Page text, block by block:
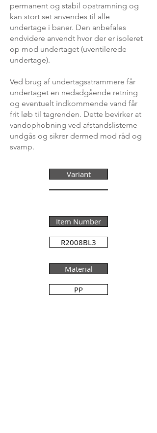
permanent og stabil opstramning og
kan stort set anvendes til alle
undertage i baner. Den anbefales
endvidere anvendt hvor der er isoleret
op mod undertaget (uventilerede
undertage).
Ved brug af undertagsstrammere får
undertaget en nedadgående retning
og eventuelt indkommende vand får
frit løb til tagrenden. Dette bevirker at
vandophobning ved afstandslisterne
undgås og sikrer dermed mod råd og
svamp.
Variant
Item Number
R2008BL3
Material
PP